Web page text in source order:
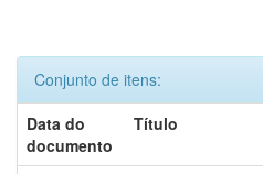
Conjunto de itens:
Data do
documento
Título